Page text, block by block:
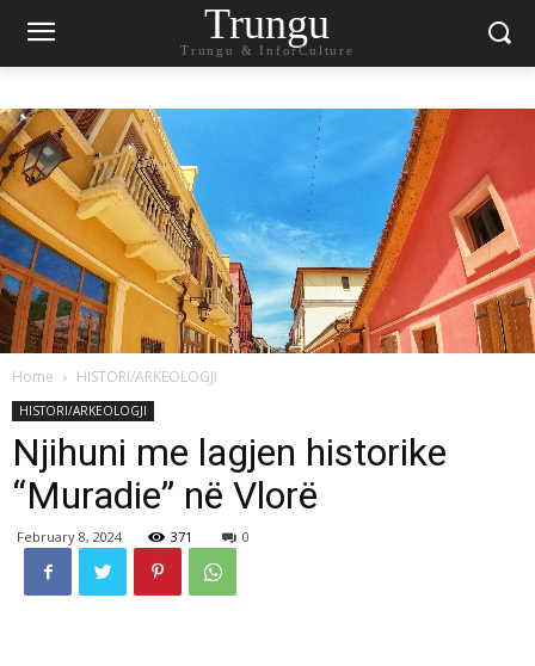
Trungu
Trungu & InforCulture
Home HISTORI/ARKEOLOGJI
HISTORI/ARKEOLOGJI
Njihuni me lagjen historike
“Muradie” në Vlorë
February 8, 2024 371 0